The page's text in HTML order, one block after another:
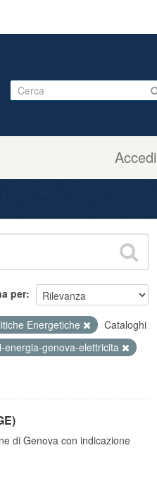
Accedi
per
Energetiche
Cataloghi
energia-genova-elettricita
di Genova con indicazione